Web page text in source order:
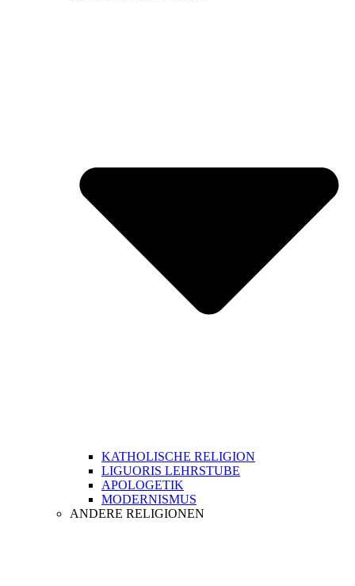
KATHOLISCHE RELIGION
LIGUORIS LEHRSTUBE
APOLOGETIK
MODERNISMUS
ANDERE RELIGIONEN